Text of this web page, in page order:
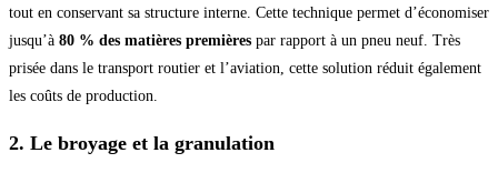
tout en conservant sa structure interne. Cette technique permet d’économiser
jusqu’à 80 % des matières premières par rapport à un pneu neuf. Très
prisée dans le transport routier et l’aviation, cette solution réduit également
les coûts de production.
2. Le broyage et la granulation